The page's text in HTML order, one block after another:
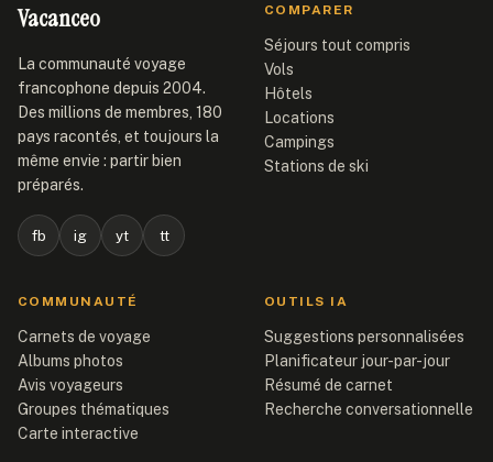
Vacanceo
La communauté voyage
francophone depuis 2004.
Des millions de membres, 180
pays racontés, et toujours la
même envie : partir bien
préparés.
fb ig yt tt
COMPARER
Séjours tout compris
Vols
Hôtels
Locations
Campings
Stations de ski
COMMUNAUTÉ
Carnets de voyage
Albums photos
Avis voyageurs
Groupes thématiques
Carte interactive
OUTILS IA
Suggestions personnalisées
Planificateur jour-par-jour
Résumé de carnet
Recherche conversationnelle